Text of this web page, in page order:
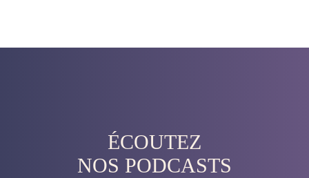
ÉCOUTEZ
NOS PODCASTS